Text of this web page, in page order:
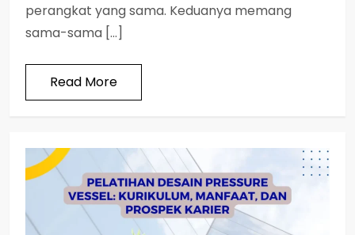
perangkat yang sama. Keduanya memang
sama-sama […]
Read More